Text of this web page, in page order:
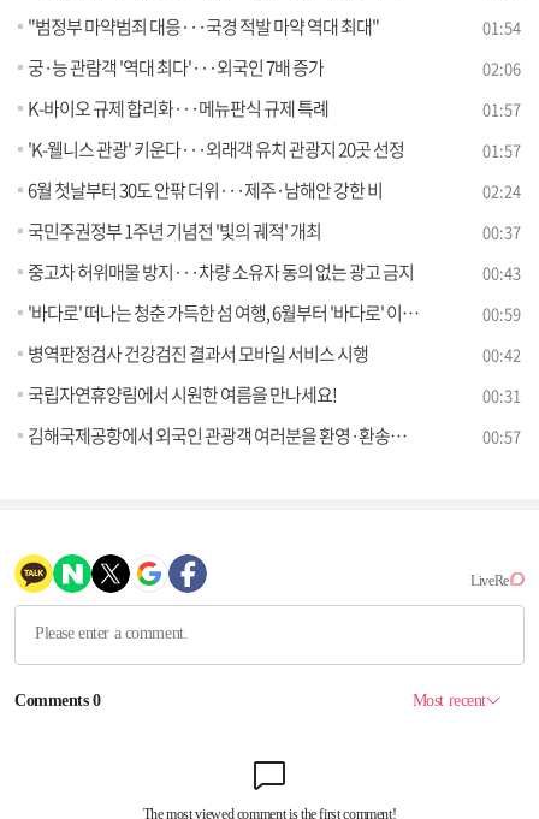
"범정부 마약범죄 대응···국경 적발 마약 역대 최대" 01:54
궁·능 관람객 '역대 최다'···외국인 7배 증가 02:06
K-바이오 규제 합리화···메뉴판식 규제 특례 01:57
'K-웰니스 관광' 키운다···외래객 유치 관광지 20곳 선정 01:57
6월 첫날부터 30도 안팎 더위···제주·남해안 강한 비 02:24
국민주권정부 1주년 기념전 '빛의 궤적' 개최 00:37
중고차 허위매물 방지···차량 소유자 동의 없는 광고 금지 00:43
'바다로' 떠나는 청춘 가득한 섬 여행, 6월부터 '바다로' 이용권 판매 시작 00:59
병역판정검사 건강검진 결과서 모바일 서비스 시행 00:42
국립자연휴양림에서 시원한 여름을 만나세요! 00:31
김해국제공항에서 외국인 관광객 여러분을 환영·환송합니다 00:57